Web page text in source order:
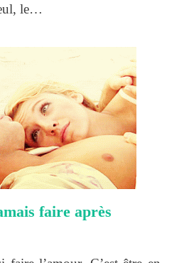
le…
faire après